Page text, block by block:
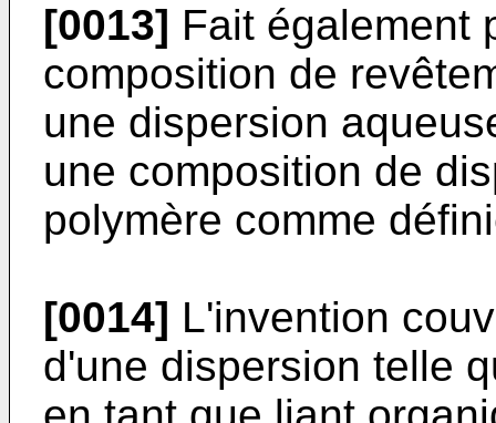
[0013] Fait également
composition de
une dispersion
une composition de
polymère comme
[0014] L'invention
d'une dispersion telle